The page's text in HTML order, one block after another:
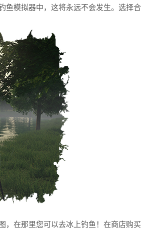
鱼模拟器中，这将永远不会发生。选择合
，在那里您可以去冰上钓鱼！在商店购买